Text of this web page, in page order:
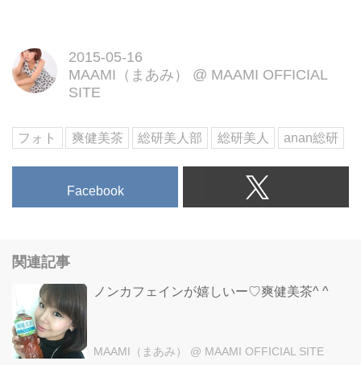
2015-05-16
MAAMI（まあみ）
@ MAAMI OFFICIAL
SITE
フォト 爽健美茶 総研美人部 総研美人 anan総研
Facebook
関連記事
ノンカフェインが嬉しいー♡爽健美茶^ ^
MAAMI（まあみ） @ MAAMI OFFICIAL SITE